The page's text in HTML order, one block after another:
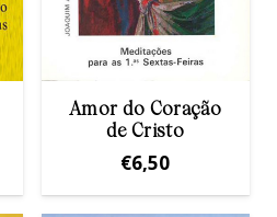
Amor do Coração
de Cristo
€6,50